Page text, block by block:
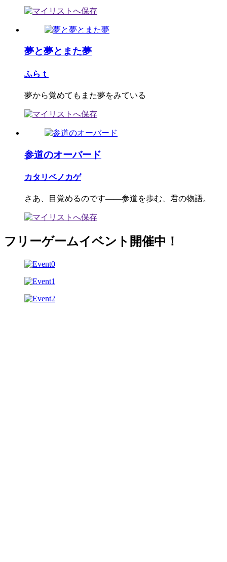
夢と夢とまた夢
ふらｔ
夢から覚めてもまた夢をみている
参道のオーバード
カタリベノカゲ
さあ、目覚めるのです――参道を歩む、君の物語。
フリーゲームイベント開催中！